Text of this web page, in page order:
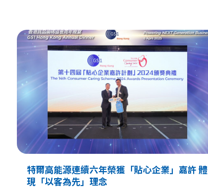
特爾高能源連續六年榮獲「貼心企業」嘉許 體
現「以客為先」理念